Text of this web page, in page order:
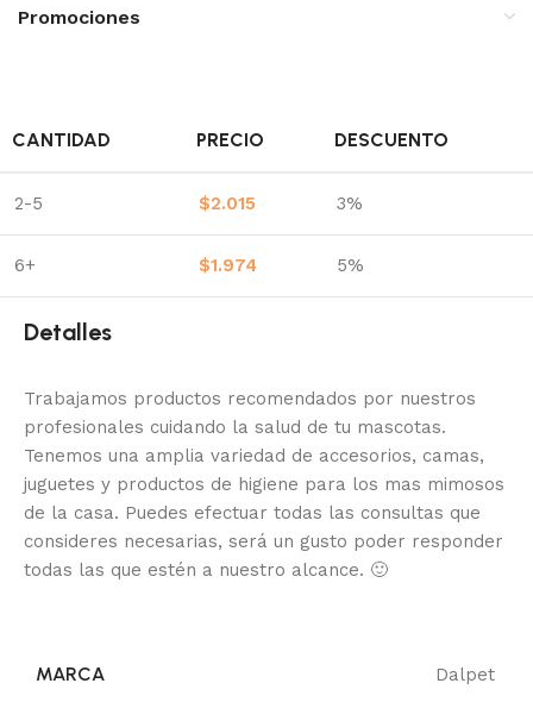
Promociones
CANTIDAD PRECIO DESCUENTO
2-5 $2.015 3%
6+ $1.974 5%
Detalles
Trabajamos productos recomendados por nuestros
profesionales cuidando la salud de tu mascotas.
Tenemos una amplia variedad de accesorios, camas,
juguetes y productos de higiene para los mas mimosos
de la casa. Puedes efectuar todas las consultas que
consideres necesarias, será un gusto poder responder
todas las que estén a nuestro alcance. 🙂
MARCA Dalpet